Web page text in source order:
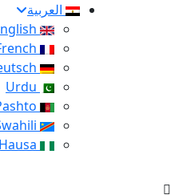
العربية